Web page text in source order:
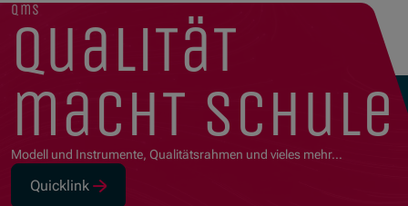
qms
qualität
macht schule
Modell und Instrumente, Qualitätsrahmen und vieles mehr…
Quicklink
(Opens in new window)